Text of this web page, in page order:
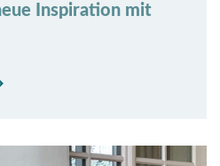
Inspiration mit